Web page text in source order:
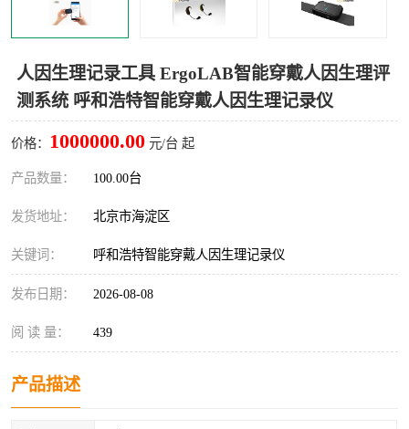
人因生理记录工具 ErgoLAB智能穿戴人因生理评
测系统 呼和浩特智能穿戴人因生理记录仪
价格： 1000000.00 元/台 起
产品数量： 100.00台
发货地址： 北京市海淀区
关键词： 呼和浩特智能穿戴人因生理记录仪
发布日期： 2026-08-08
阅 读 量： 439
产品描述